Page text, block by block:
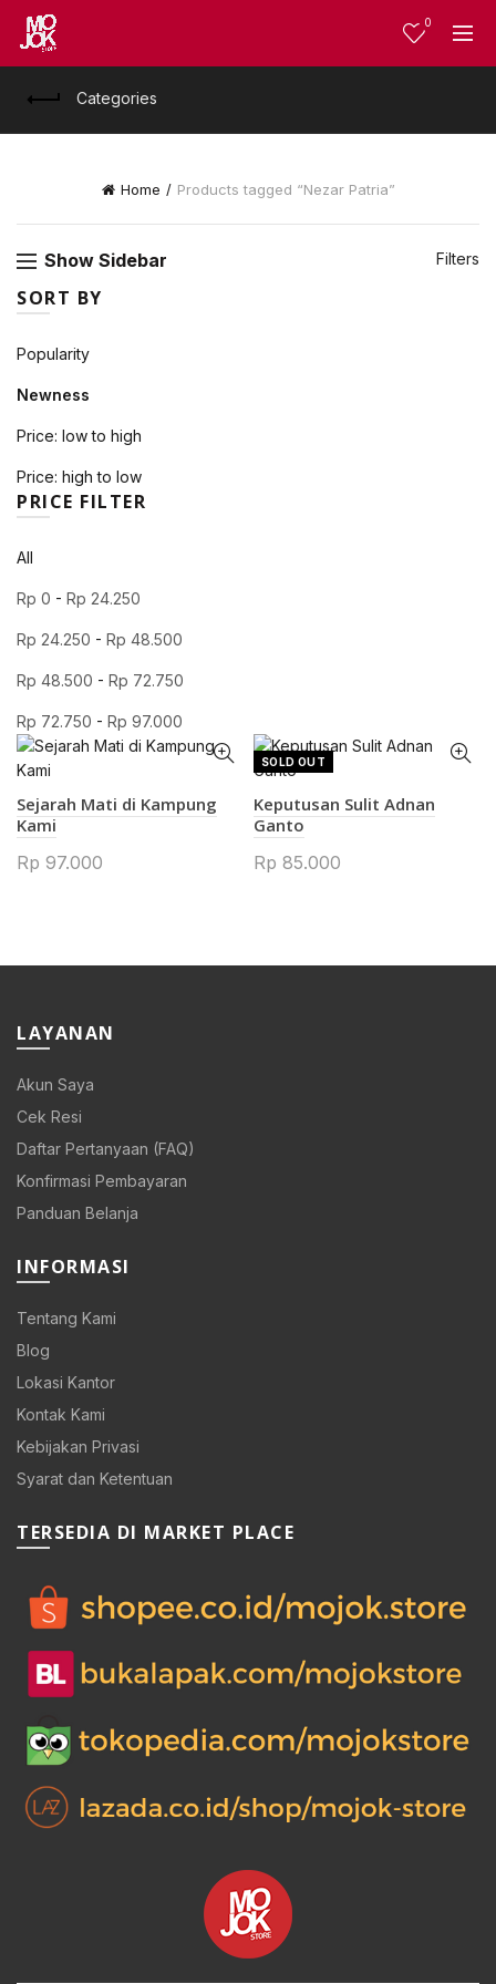
0
Categories
Home Products tagged “Nezar Patria”
Show Sidebar Filters
SORT BY
Popularity
Newness
Price: low to high
Price: high to low
PRICE FILTER
All
Rp 0 - Rp 24.250
Rp 24.250 - Rp 48.500
Rp 48.500 - Rp 72.750
Rp 72.750 - Rp 97.000
Sejarah Mati di Kampung
Kami
Rp 97.000
SOLD OUT
Keputusan Sulit Adnan
Ganto
Rp 85.000
LAYANAN
Akun Saya
Cek Resi
Daftar Pertanyaan (FAQ)
Konfirmasi Pembayaran
Panduan Belanja
INFORMASI
Tentang Kami
Blog
Lokasi Kantor
Kontak Kami
Kebijakan Privasi
Syarat dan Ketentuan
TERSEDIA DI MARKET PLACE